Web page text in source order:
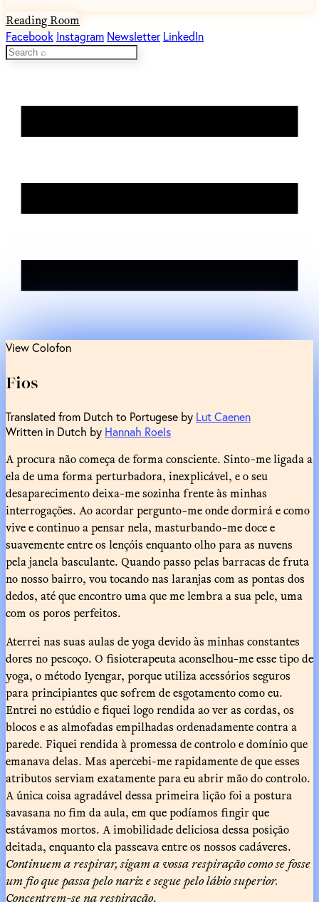
Reading Room
Facebook Instagram Newsletter LinkedIn
View Colofon
Fios
Translated from Dutch to Portugese by Lut Caenen
Written in Dutch by Hannah Roels
A procura não começa de forma consciente. Sinto-me ligada a
ela de uma forma perturbadora, inexplicável, e o seu
desaparecimento deixa-me sozinha frente às minhas
interrogações. Ao acordar pergunto-me onde dormirá e como
vive e continuo a pensar nela, masturbando-me doce e
suavemente entre os lençóis enquanto olho para as nuvens
pela janela basculante. Quando passo pelas barracas de fruta
no nosso bairro, vou tocando nas laranjas com as pontas dos
dedos, até que encontro uma que me lembra a sua pele, uma
com os poros perfeitos.
Aterrei nas suas aulas de yoga devido às minhas constantes
dores no pescoço. O fisioterapeuta aconselhou-me esse tipo de
yoga, o método Iyengar, porque utiliza acessórios seguros
para principiantes que sofrem de esgotamento como eu.
Entrei no estúdio e fiquei logo rendida ao ver as cordas, os
blocos e as almofadas empilhadas ordenadamente contra a
parede. Fiquei rendida à promessa de controlo e domínio que
emanava delas. Mas apercebi-me rapidamente de que esses
atributos serviam exatamente para eu abrir mão do controlo.
A única coisa agradável dessa primeira lição foi a postura
savasana no fim da aula, em que podíamos fingir que
estávamos mortos. A imobilidade deliciosa dessa posição
deitada, enquanto ela passeava entre os nossos cadáveres.
Continuem a respirar, sigam a vossa respiração como se fosse
um fio que passa pelo nariz e segue pelo lábio superior.
Concentrem-se na respiração.